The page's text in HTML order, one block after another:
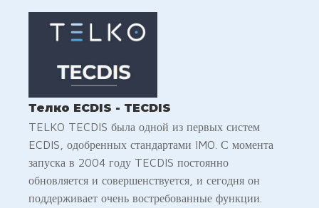
Телко ECDIS - TECDIS
TELKO TECDIS была одной из первых систем
ECDIS, одобренных стандартами IMO. С момента
запуска в 2004 году TECDIS постоянно
обновляется и совершенствуется, и сегодня он
поддерживает очень востребованные функции.